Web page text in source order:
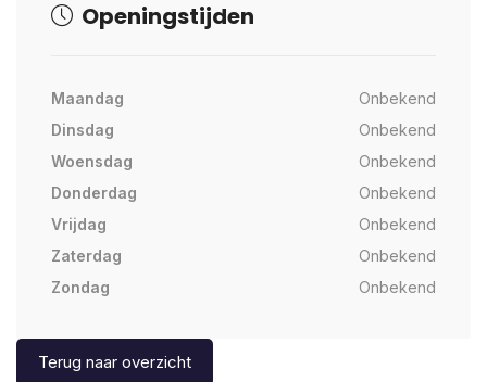
Openingstijden
Maandag
Onbekend
Dinsdag
Onbekend
Woensdag
Onbekend
Donderdag
Onbekend
Vrijdag
Onbekend
Zaterdag
Onbekend
Zondag
Onbekend
Terug naar overzicht